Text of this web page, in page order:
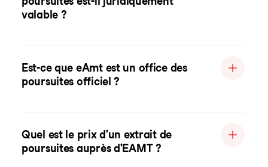
valable ?
Est-ce que eAmt est un office des
poursuites officiel ?
Quel est le prix d'un extrait de
poursuites auprès d'EAMT ?